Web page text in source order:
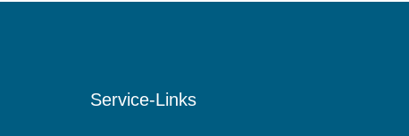
Service-Links